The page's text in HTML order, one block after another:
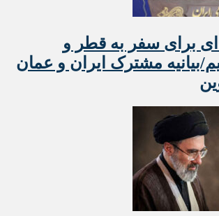
برای سفر به قطر و
بیانیه مشترک ایران و عمان